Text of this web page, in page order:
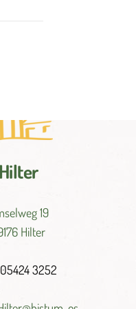
19
Hilter
3252